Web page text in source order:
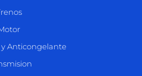
Anticongelante